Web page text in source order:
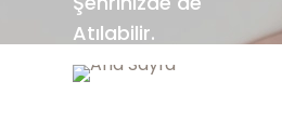
Atılabilir.